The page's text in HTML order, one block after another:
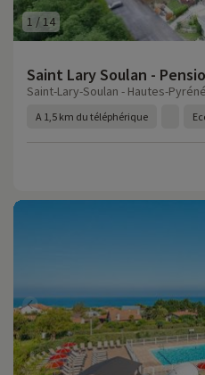
1 /14
Saint Lary Soulan -
Saint-Lary-Soulan - Hautes-
A 1,5 km du téléphérique